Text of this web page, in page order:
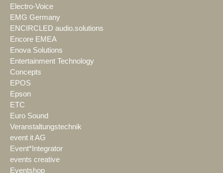
Electro-Voice
EMG Germany
ENCIRCLED audio.solutions
Encore EMEA
Enova Solutions
Entertainment Technology
Concepts
EPOS
Epson
ETC
Euro Sound
Veranstaltungstechnik
event it AG
Event*Integrator
events creative
Eventshop